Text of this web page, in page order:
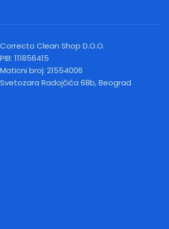
Correcto Clean Shop D.O.O.
PIB: 111856415
Maticni broj: 21554006
Svetozara Radojčića 68b, Beograd